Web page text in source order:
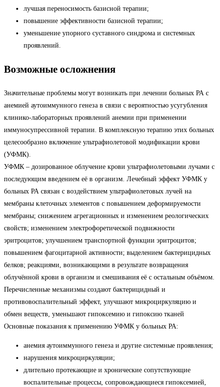
лучшая переносимость базисной терапии;
повышение эффективности базисной терапии;
уменьшение упорного суставного синдрома и системных
проявлений.
Возможные осложнения
Значительные проблемы могут возникать при лечении больных РА с
анемией аутоиммунного генеза в связи с вероятностью усугубления
клинико-лабораторных проявлений анемии при применении
иммуносупрессивной терапии. В комплексную терапию этих больных
целесообразно включение ультрафиолетовой модификации крови
(УФМК).
УФМК – дозированное облучение крови ультрафиолетовыми лучами с
последующим введением её в организм. Лечебный эффект УФМК у
больных РА связан с воздействием ультрафиолетовых лучей на
мембраны клеточных элементов с повышением деформируемости
мембраны; снижением агрегационных и изменением реологических
свойств; изменением электрофоретической подвижности
эритроцитов; улучшением транспортной функции эритроцитов;
повышением фагоцитарной активности; выделением бактерицидных
белков; реакциями, возникающими в результате возвращения
облучённой крови в организм и смешивания её с остальным объёмом.
Перечисленные механизмы создают бактерицидный и
противовоспалительный эффект, улучшают микроциркуляцию и
обмен веществ, уменьшают гипоксемию и гипоксию тканей
Основные показания к применению УФМК у больных РА:
анемия аутоиммунного генеза и другие системные проявления;
нарушения микроциркуляции;
длительно протекающие и хронические сопутствующие
воспалительные процессы, сопровождающиеся гипоксемией,